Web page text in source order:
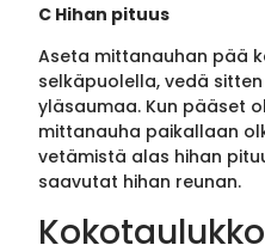
C Hihan pituus
Aseta mittanauhan pää
selkäpuolella, vedä
yläsaumaa. Kun pääset
mittanauha paikallaan
vetämistä alas hihan
saavutat hihan reunan.